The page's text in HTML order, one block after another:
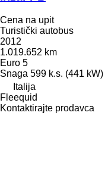
Cena na upit
Turistički autobus
2012
1.019.652 km
Euro 5
Snaga 599 k.s. (441 kW)
Italija
Fleequid
Kontaktirajte prodavca